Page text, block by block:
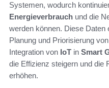
Systemen, wodurch
Energieverbrauch und die
werden können. Diese
Planung und Priorisierung
Integration von IoT in Smart
die Effizienz steigern und die
erhöhen.